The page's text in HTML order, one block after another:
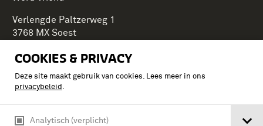
COOKIES & PRIVACY
Deze site maakt gebruik van cookies. Lees meer in ons
privacybeleid .
Analytisch (verplicht)
Verlengde Paltzerweg 1
3768 MX Soest
Onderdeel van Stichting Koninklijke Defensiemusea,